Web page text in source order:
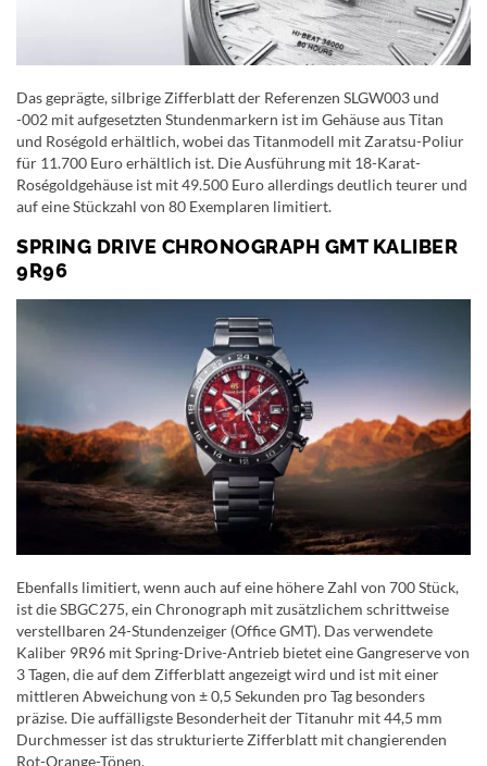
Das geprägte, silbrige Zifferblatt der Referenzen SLGW003 und
-002 mit aufgesetzten Stundenmarkern ist im Gehäuse aus Titan
und Roségold erhältlich, wobei das Titanmodell mit Zaratsu-Poliur
für 11.700 Euro erhältlich ist. Die Ausführung mit 18-Karat-
Roségoldgehäuse ist mit 49.500 Euro allerdings deutlich teurer und
auf eine Stückzahl von 80 Exemplaren limitiert.
SPRING DRIVE CHRONOGRAPH GMT KALIBER
9R96
Ebenfalls limitiert, wenn auch auf eine höhere Zahl von 700 Stück,
ist die SBGC275, ein Chronograph mit zusätzlichem schrittweise
verstellbaren 24-Stundenzeiger (Office GMT). Das verwendete
Kaliber 9R96 mit Spring-Drive-Antrieb bietet eine Gangreserve von
3 Tagen, die auf dem Zifferblatt angezeigt wird und ist mit einer
mittleren Abweichung von ± 0,5 Sekunden pro Tag besonders
präzise. Die auffälligste Besonderheit der Titanuhr mit 44,5 mm
Durchmesser ist das strukturierte Zifferblatt mit changierenden
Rot-Orange-Tönen.